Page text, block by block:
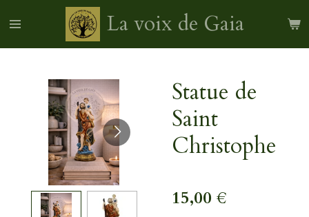
La voix de Gaia
Statue de
Saint
Christophe
15,00 €